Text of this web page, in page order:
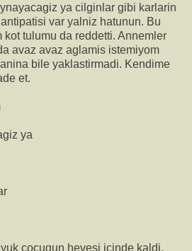
ya cilginlar gibi karlarin
var yalniz hatunun. Bu
tulumu da reddetti. Annemler
avaz avaz aglamis istemiyom
bile yaklastirmadi. Kendime
et.
ya
cocugun hevesi icinde kaldi.